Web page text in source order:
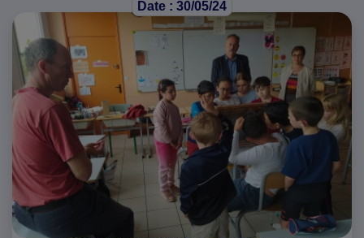
Date : 30/05/24